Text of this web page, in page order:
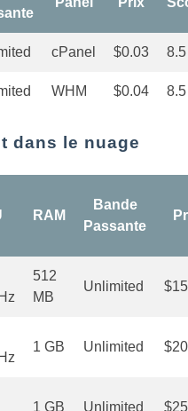
cPanel $0.03 8.5
WHM $0.04 8.5
dans le nuage
RAM
Bande
Passante
512
MB
Unlimited
1 GB Unlimited
1 GB Unlimited